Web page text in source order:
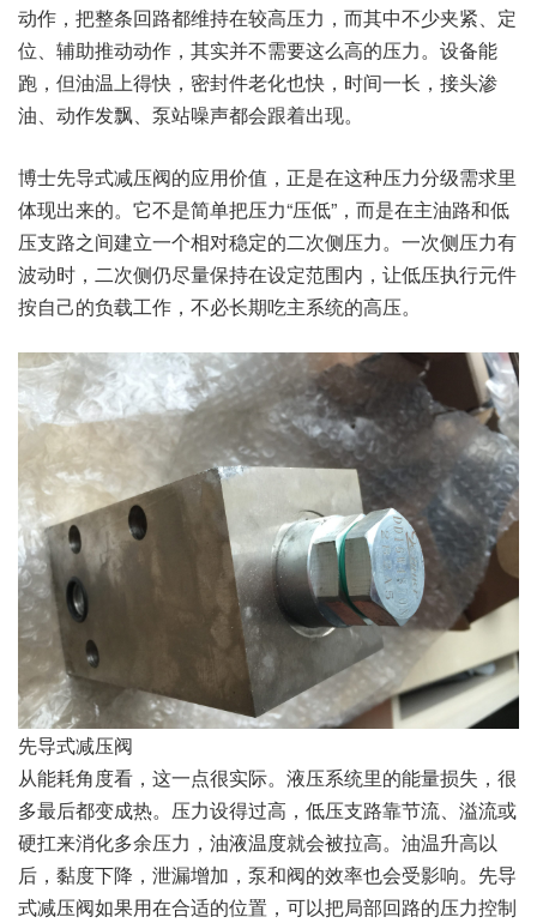
动作，把整条回路都维持在较高压力，而其中不少夹紧、定
位、辅助推动动作，其实并不需要这么高的压力。设备能
跑，但油温上得快，密封件老化也快，时间一长，接头渗
油、动作发飘、泵站噪声都会跟着出现。
博士先导式减压阀的应用价值，正是在这种压力分级需求里
体现出来的。它不是简单把压力“压低”，而是在主油路和低
压支路之间建立一个相对稳定的二次侧压力。一次侧压力有
波动时，二次侧仍尽量保持在设定范围内，让低压执行元件
按自己的负载工作，不必长期吃主系统的高压。
先导式减压阀
从能耗角度看，这一点很实际。液压系统里的能量损失，很
多最后都变成热。压力设得过高，低压支路靠节流、溢流或
硬扛来消化多余压力，油液温度就会被拉高。油温升高以
后，黏度下降，泄漏增加，泵和阀的效率也会受影响。先导
式减压阀如果用在合适的位置，可以把局部回路的压力控制